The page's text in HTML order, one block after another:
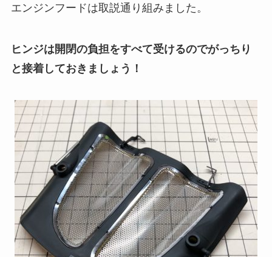
エンジンフードは取説通り組みました。
ヒンジは開閉の負担をすべて受けるのでがっちり
と接着しておきましょう！